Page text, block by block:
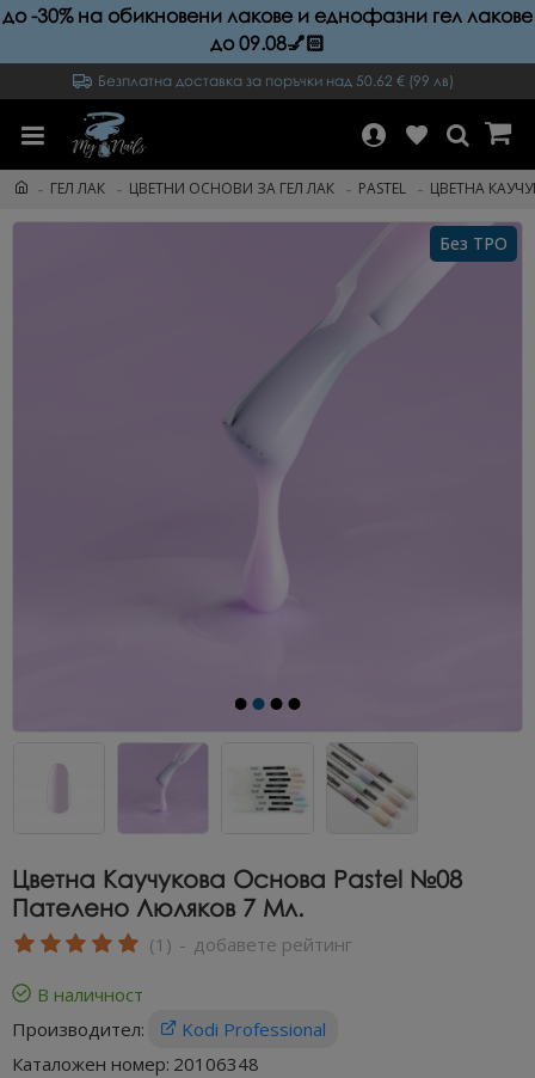
до -30% на обикновени лакове и еднофазни гел лакове
до 09.08💅🏻
Безплатна доставка за поръчки над 50.62 € (99 лв)
ГЕЛ ЛАК ЦВЕТНИ ОСНОВИ ЗА ГЕЛ ЛАК PASTEL ЦВЕТНА
Без TPO
Цветна Каучукова Основа Pastel №08
Пателено Люляков 7 Мл.
В наличност
Производител:
Kodi Professional
Каталожен номер: 20106348
(1) - добавете рейтинг